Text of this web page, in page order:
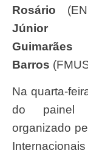
Rosário
Júnior
Guimarães
Barros
Na quarta-feira, dia 22, às 16 horas, será a vez
do painel
organizado